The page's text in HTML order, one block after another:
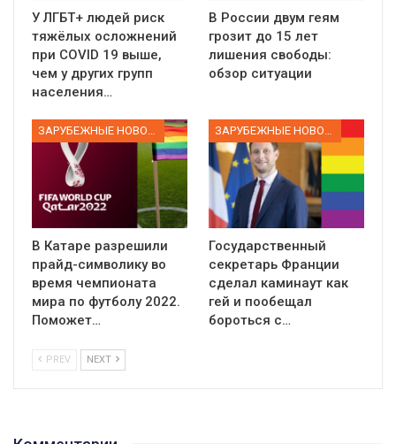
У ЛГБТ+ людей риск
тяжёлых осложнений
при COVID 19 выше,
чем у других групп
населения…
В России двум геям
грозит до 15 лет
лишения свободы:
обзор ситуации
ЗАРУБЕЖНЫЕ НОВОСТИ
В Катаре разрешили
прайд-символику во
время чемпионата
мира по футболу 2022.
Поможет…
ЗАРУБЕЖНЫЕ НОВОСТИ
Государственный
секретарь Франции
сделал каминаут как
гей и пообещал
бороться с…
PREV NEXT